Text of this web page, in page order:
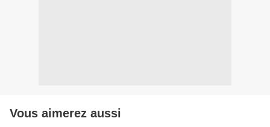
Vous aimerez aussi